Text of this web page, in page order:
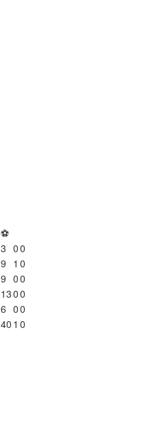
⚽
3 00
9 1 0
9 00
1300
6 00
40 1 0